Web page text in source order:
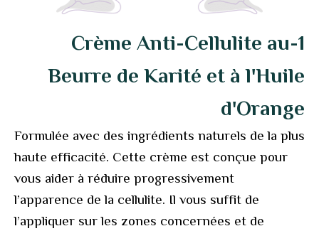
1-Crème Anti-Cellulite au
Beurre de Karité et à l'Huile
d'Orange
Formulée avec des ingrédients naturels de la plus
haute efficacité. Cette crème est conçue pour
vous aider à réduire progressivement
l’apparence de la cellulite. Il vous suffit de
l’appliquer sur les zones concernées et de